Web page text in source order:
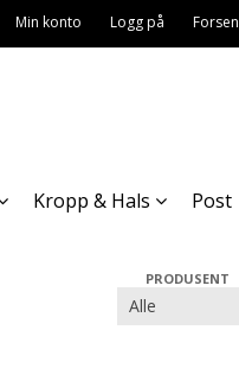
Min konto Logg på
Kropp & Hals Post
PRODUSENT